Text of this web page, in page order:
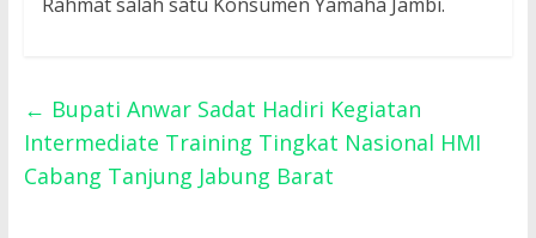
Rahmat salah satu Konsumen Yamaha Jambi.
← Bupati Anwar Sadat Hadiri Kegiatan
Intermediate Training Tingkat Nasional HMI
Cabang Tanjung Jabung Barat